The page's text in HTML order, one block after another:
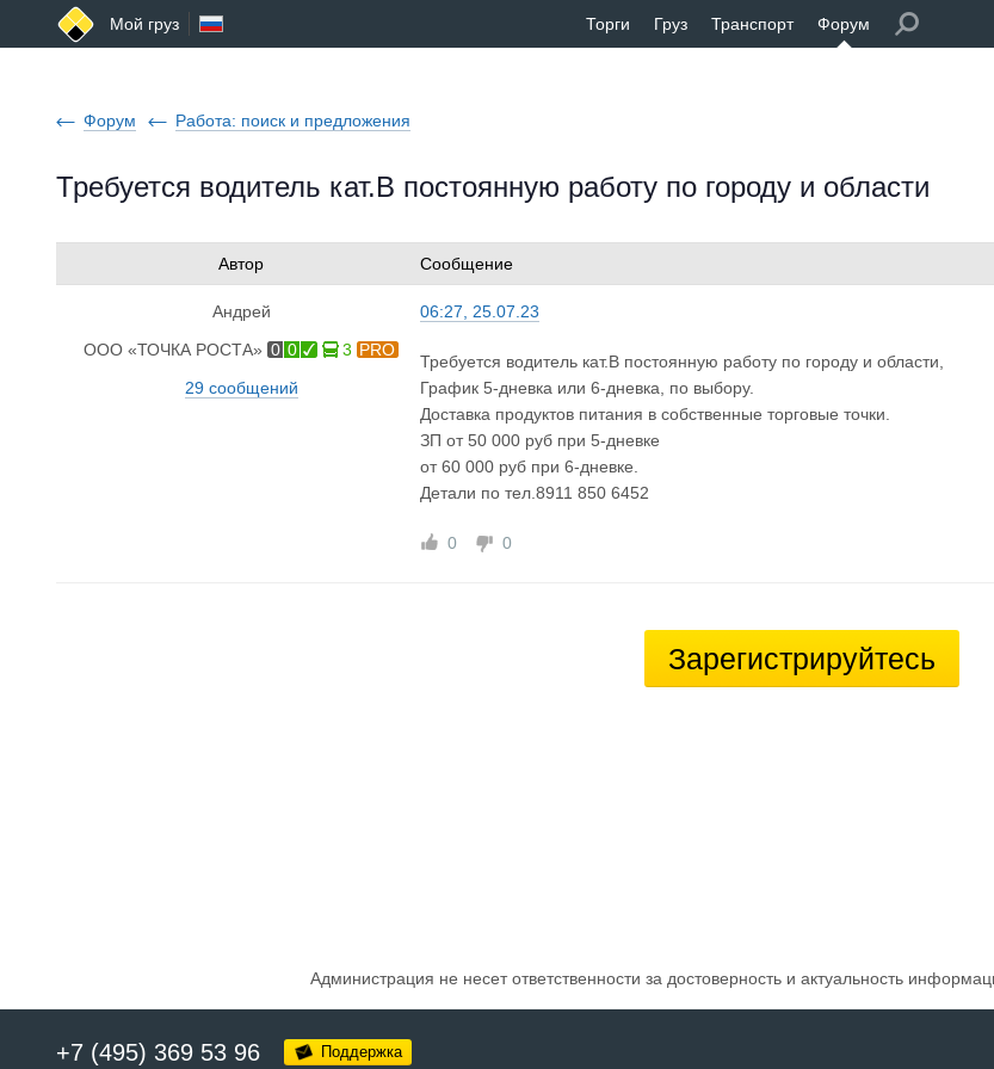
Мой груз Торги Груз Транспорт Форум
Форум Работа: поиск и предложения
Требуется водитель кат.В постоянную работу по городу и области
Автор Сообщение
Андрей
ООО «ТОЧКА РОСТА» 0 0 3 PRO
29 сообщений
06:27, 25.07.23
Требуется водитель кат.В постоянную работу по городу и области,
График 5-дневка или 6-дневка, по выбору.
Доставка продуктов питания в собственные торговые точки.
ЗП от 50 000 руб при 5-дневке
от 60 000 руб при 6-дневке.
Детали по тел.8911 850 6452
0 0
Зарегистрируйтесь
Администрация не несет ответственности за достоверность и актуальность
+7 (495) 369 53 96 Поддержка